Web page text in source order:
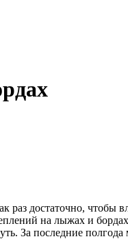
достаточно, чтобы
на лыжах и
За последние